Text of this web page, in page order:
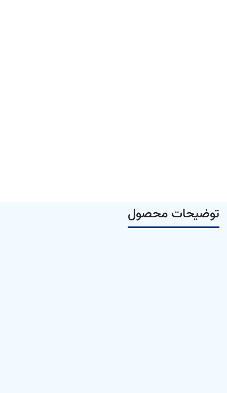
توضیحات محصول